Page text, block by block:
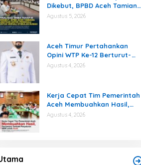
Dikebut, BPBD Aceh Tamiang
Libatkan Datok Penghulu
Agustus 5, 2026
Aceh Timur Pertahankan
Opini WTP Ke-12 Berturut-
turut
Agustus 4, 2026
Kerja Cepat Tim Pemerintah
Aceh Membuahkan Hasil,
Pertamina Tambah
Agustus 4, 2026
Puting Beliung Terjang Aceh
Rusak, Bang Jek Tinjau Lokasi
Di Bencana, Daerah, Headline Agustus 7, 2026